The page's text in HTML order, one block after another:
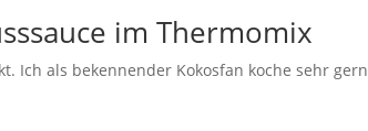
im Thermomix
Ich als bekennender Kokosfan koche sehr gern